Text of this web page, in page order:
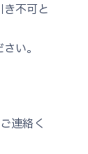
不可と
い。
連絡く